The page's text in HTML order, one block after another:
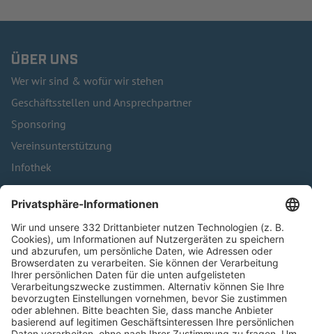
ÜBER UNS
Wer wir sind & wofür wir stehen
Geschäftsstellen und Ansprechpartner
Sponsoring
Vereinsunterstützung
Infothek
Kontakt
HÄUFIG BESUCHTE SEITEN
Pässe und Vereinswechsel
Trainerausbildung
Schulungsangebot Vereinsmitarbeiter
BFV-Geschäftsstellen